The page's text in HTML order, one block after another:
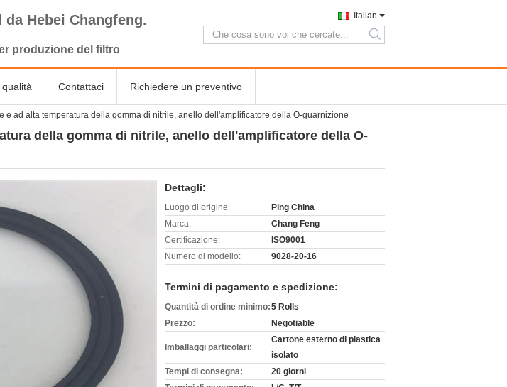
Hebei Changfeng.
produzione del filtro
Italian
search
Contattaci Richiedere un preventivo
e ad alta temperatura della gomma di nitrile, anello dell'amplificatore della O-guarnizione
della gomma di nitrile, anello dell'amplificatore della O-
Dettagli:
Luogo di origine:
Ping China
Marca:
Chang Feng
Certificazione:
ISO9001
Numero di modello:
9028-20-16
Termini di pagamento e spedizione:
Quantità di ordine minimo:5 Rolls
Prezzo:
Negotiable
Imballaggi particolari:
Cartone esterno di plastica
isolato
Tempi di consegna:
20 giorni